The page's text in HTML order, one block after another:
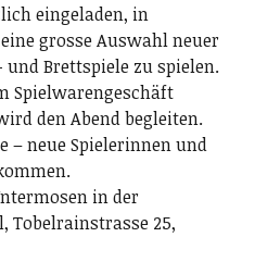
eingeladen, in
grosse Auswahl neuer
Brettspiele zu spielen.
Spielwarengeschäft
den Abend begleiten.
– neue Spielerinnen und
in der
Tobelrainstrasse 25,